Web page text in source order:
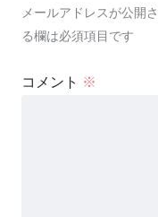
メールアドレスが公開
る欄は必須項目です
コメント ※